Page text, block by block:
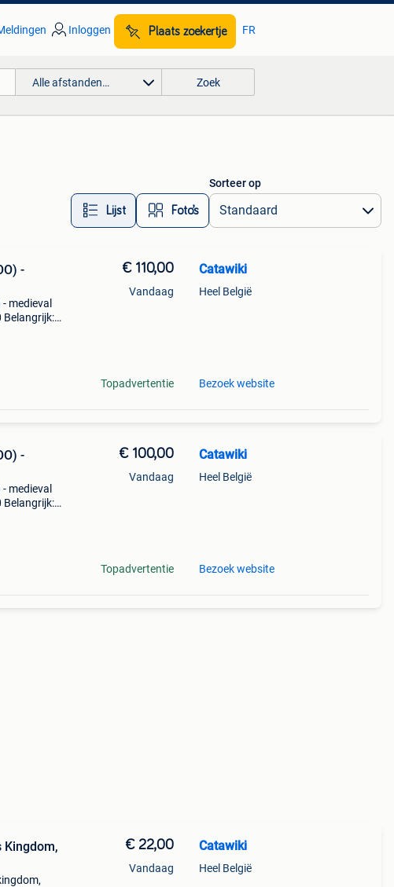
Inloggen Plaats zoekertje FR
Alle afstanden… Zoek
Lijst Foto’s
Sorteer op
-
medieval
Belangrijk:
€ 110,00
Vandaag
Topadvertentie
Catawiki
Heel België
Bezoek website
-
medieval
Belangrijk:
€ 100,00
Vandaag
Topadvertentie
Catawiki
Heel België
Bezoek website
Kingdom,
€ 22,00
Vandaag
Catawiki
Heel België